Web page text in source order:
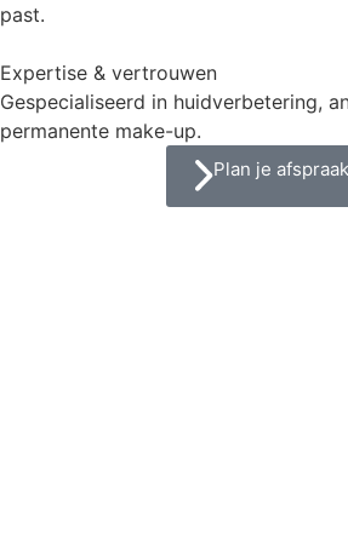
past.
Expertise & vertrouwen
Gespecialiseerd in huidverbetering,
permanente make-up.
Plan je afspraak